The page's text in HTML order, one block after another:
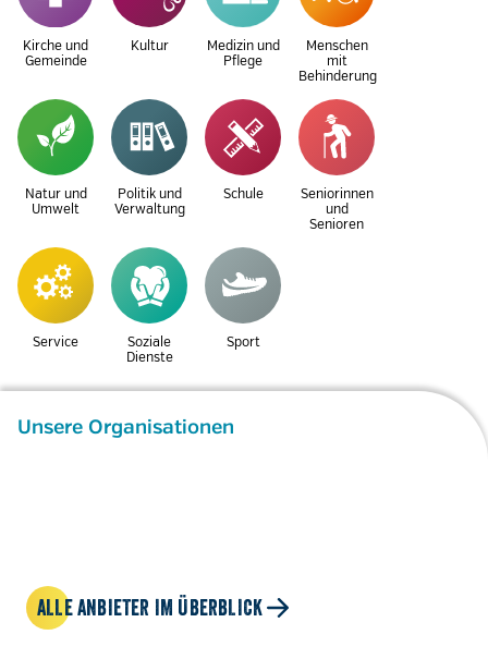
Kirche und
Gemeinde
Kultur
Medizin und
Pflege
Menschen
mit
Behinderung
Natur und
Umwelt
Politik und
Verwaltung
Schule
Seniorinnen
und
Senioren
Service
Soziale
Dienste
Sport
Unsere Organisationen
ALLE ANBIETER IM ÜBERBLICK